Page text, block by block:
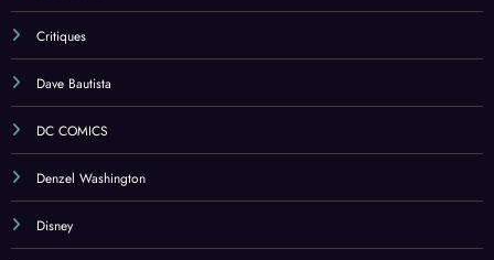
Critiques
Dave Bautista
DC COMICS
Denzel Washington
Disney